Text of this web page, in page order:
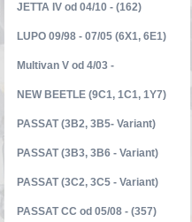
JETTA IV od 04/10 - (162)
LUPO 09/98 - 07/05 (6X1, 6E1)
Multivan V od 4/03 -
NEW BEETLE (9C1, 1C1, 1Y7)
PASSAT (3B2, 3B5- Variant)
PASSAT (3B3, 3B6 - Variant)
PASSAT (3C2, 3C5 - Variant)
PASSAT CC od 05/08 - (357)